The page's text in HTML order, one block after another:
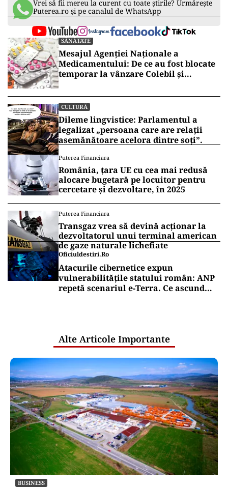
Vrei să fii mereu la curent cu toate știrile? Urmărește
Puterea.ro și pe canalul de WhatsApp
SĂNĂTATE
Mesajul Agenției Naționale a
Medicamentului: De ce au fost blocate
temporar la vânzare Colebil și
CULTURĂ
Dileme lingvistice: Parlamentul a
legalizat „persoana care are relații
asemănătoare acelora dintre soți”.
Puterea Financiara
România, țara UE cu cea mai redusă
alocare bugetară pe locuitor pentru
cercetare și dezvoltare, în 2025
Puterea Financiara
Transgaz vrea să devină acționar la
dezvoltatorul unui terminal american
de gaze naturale lichefiate
Oficiuldestiri.ro
Atacurile cibernetice expun
vulnerabilitățile statului român: ANP
repetă scenariul e‑Terra. Ce ascund
Alte Articole Importante
BUSINESS